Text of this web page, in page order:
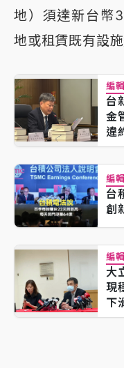
地）須達新台幣
地或租賃既有設
編
台
金
違
編
台
創
編
大
現
下